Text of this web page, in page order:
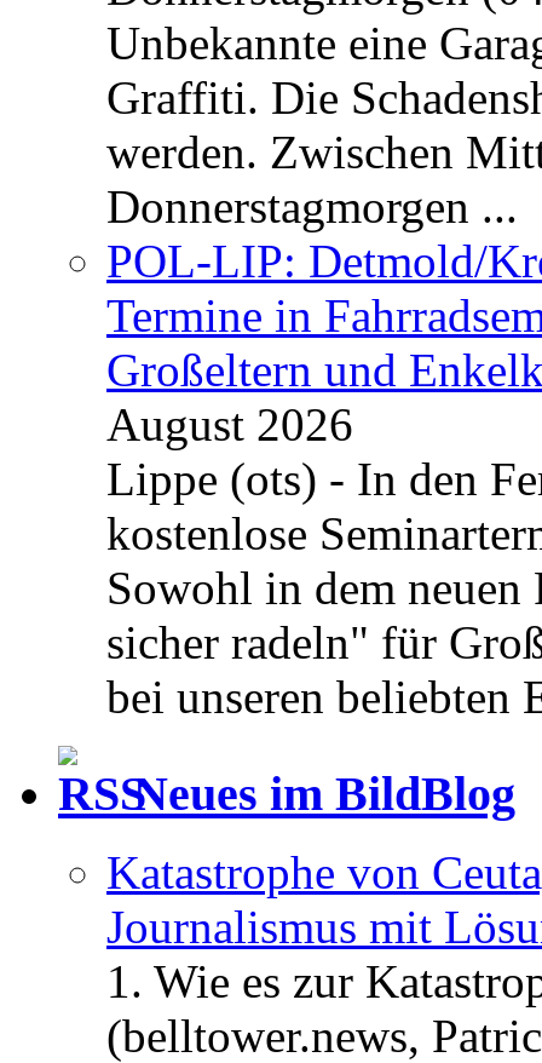
Unbekannte eine
Graffiti. Die
werden. Zwischen
Donnerstagmorgen ...
POL-LIP: Detmold/
Termine in
Großeltern und
August 2026
Lippe (ots) - In den
kostenlose
Sowohl in dem neuen
sicher radeln" für
bei unseren beliebten
Neues im BildBlog
Katastrophe von
Journalismus mit
1. Wie es zur
(belltower.news,